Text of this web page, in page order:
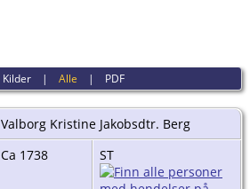
Kilder |Alle | PDF
Valborg Kristine Jakobsdtr. Berg
Ca 1738 ST